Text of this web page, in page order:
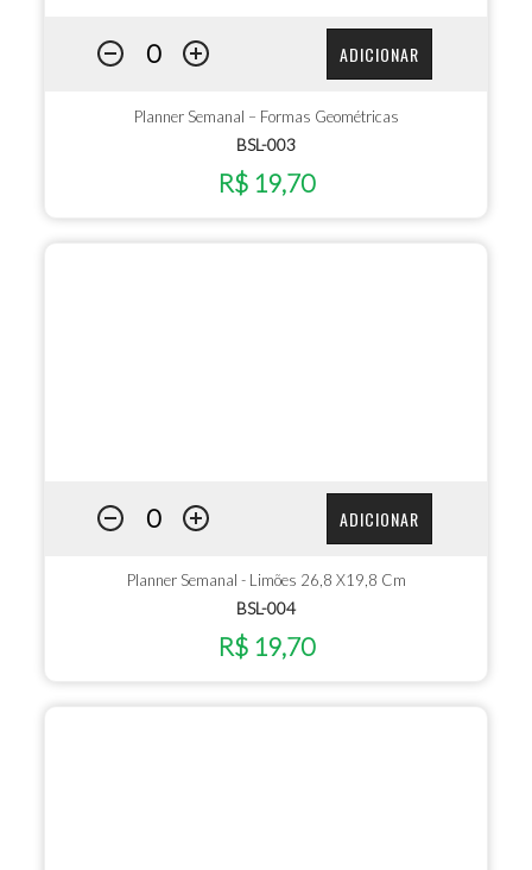
ADICIONAR
Planner Semanal – Formas Geométricas
BSL-003
R$ 19,70
ADICIONAR
Planner Semanal - Limões 26,8 X19,8 Cm
BSL-004
R$ 19,70